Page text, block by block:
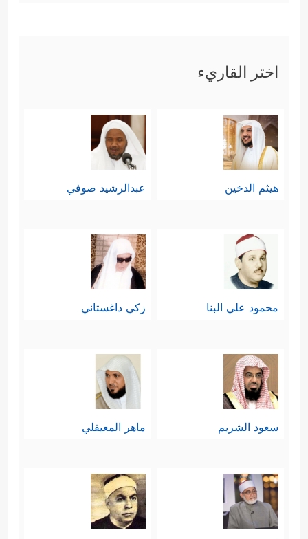
اختر القاريء
هيثم الدخين عبدالرشيد صوفي
محمود علي البنا زكي داغستاني
سعود الشريم ماهر المعيقلي